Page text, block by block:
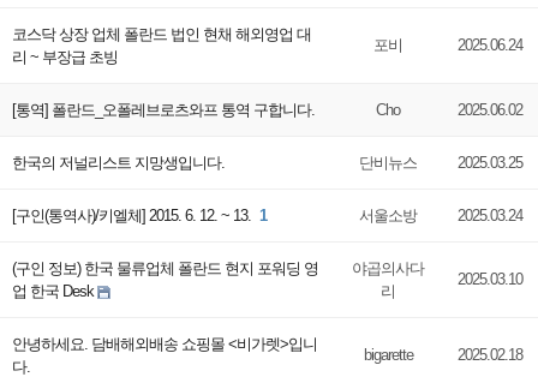
코스닥 상장 업체 폴란드 법인 현채 해외영업 대
리 ~ 부장급 초빙
포비 2025.06.24
[통역] 폴란드_오폴레브로츠와프 통역 구합니다. Cho 2025.06.02
한국의 저널리스트 지망생입니다. 단비뉴스 2025.03.25
[구인(통역사)/키엘체] 2015. 6. 12. ~ 13. 1 서울소방 2025.03.24
(구인 정보) 한국 물류업체 폴란드 현지 포워딩 영
업 한국 Desk
야곱의사다
리
2025.03.10
안녕하세요. 담배해외배송 쇼핑몰 <비가렛>입니
다.
bigarette 2025.02.18